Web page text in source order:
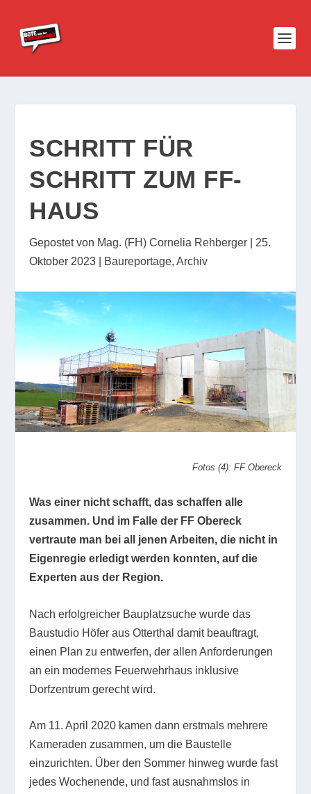
SCHRITT FÜR
SCHRITT ZUM FF-
HAUS
Gepostet von Mag. (FH) Cornelia Rehberger
25.
Oktober 2023
Baureportage,Archiv
Fotos (4): FF Obereck
Was einer nicht schafft, das schaffen alle
zusammen. Und im Falle der FF Obereck
vertraute man bei all jenen Arbeiten, die nicht in
Eigenregie erledigt werden konnten, auf die
Experten aus der Region.
Nach erfolgreicher Bauplatzsuche wurde das
Baustudio Höfer aus Otterthal damit beauftragt,
einen Plan zu entwerfen, der allen Anforderungen
an ein modernes Feuerwehrhaus inklusive
Dorfzentrum gerecht wird.
Am 11. April 2020 kamen dann erstmals mehrere
Kameraden zusammen, um die Baustelle
einzurichten. Über den Sommer hinweg wurde fast
jedes Wochenende, und fast ausnahmslos in